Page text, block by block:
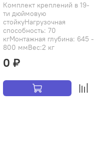
Комплект креплений в 19-
ти дюймовую
стойкуНагрузочная
способность: 70
кгМонтажная глубина: 645 -
800 ммВес:2 кг
0 ₽